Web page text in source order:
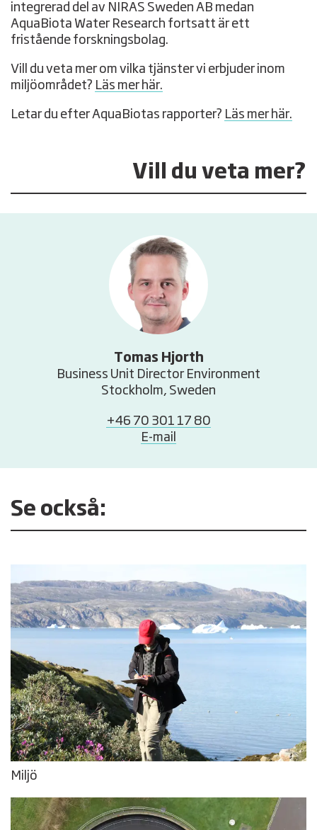
integrerad del av NIRAS Sweden AB medan
AquaBiota Water Research fortsatt är ett
fristående forskningsbolag.
Vill du veta mer om vilka tjänster vi erbjuder inom
miljöområdet? Läs mer här.
Letar du efter AquaBiotas rapporter? Läs mer här.
Vill du veta mer?
Tomas Hjorth
Business Unit Director Environment
Stockholm, Sweden
+46 70 301 17 80
E-mail
Se också:
Miljö